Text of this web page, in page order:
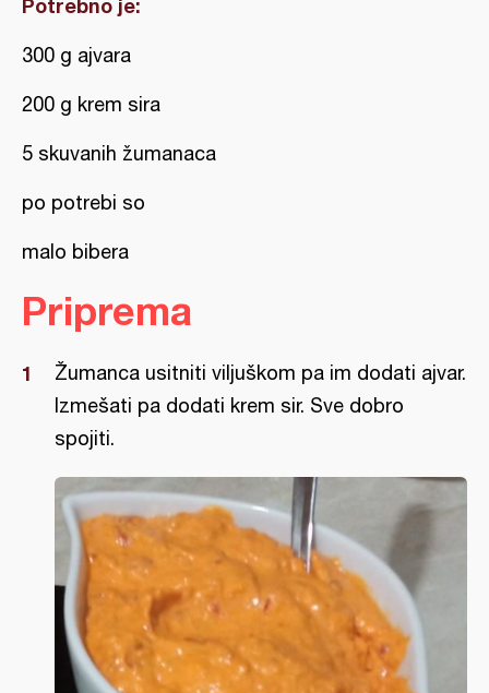
Potrebno je:
300 g ajvara
200 g krem sira
5 skuvanih žumanaca
po potrebi so
malo bibera
Priprema
Žumanca usitniti viljuškom pa im dodati ajvar.
Izmešati pa dodati krem sir. Sve dobro
spojiti.